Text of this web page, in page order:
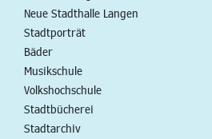
Neue Stadthalle Langen
Stadtporträt
Bäder
Musikschule
Volkshochschule
Stadtbücherei
Stadtarchiv